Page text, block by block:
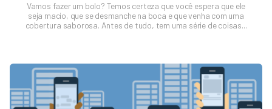
Vamos fazer um bolo? Temos certeza que você espera que ele
seja macio, que se desmanche na boca e que venha com uma
cobertura saborosa. Antes de tudo, tem uma série de coisas...